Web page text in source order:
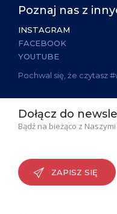
Poznaj nas z
INSTAGRAM
FACEBOOK
YOUTUBE
Pochwal się, że czytasz
Dołącz do
Bądź na bieżąco z
ZAPISZ SIĘ